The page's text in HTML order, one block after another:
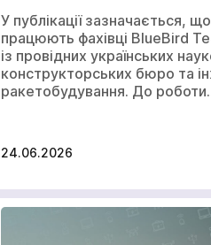
У публікації зазначається,
працюють фахівці BlueBird
із провідних українських
конструкторських бюро та
ракетобудування. До
24.06.2026